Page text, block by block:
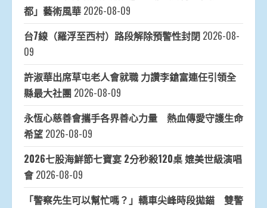
都」藝術風華 2026-08-09
台7線（羅浮至西村）路段解除預警性封閉 2026-08-
09
許淑華出席草屯老人會就職 力讚李鎗富連任引領全
縣最大社團 2026-08-09
永恆心慈善會攜手各界善心力量 熱血傳愛守護生命
希望 2026-08-09
2026七股海鮮節七寶宴 2分秒殺120桌 媲美世級演唱
會 2026-08-09
「警察先生可以幫忙嗎？」轎車尖峰時段拋錨 雙警